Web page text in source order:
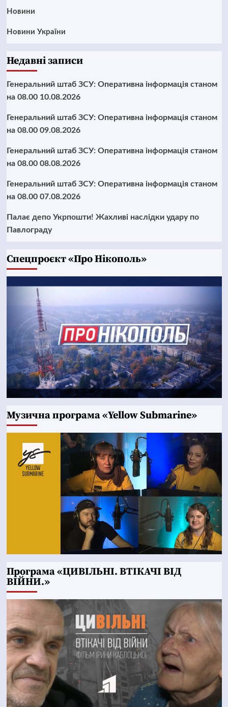
Новини
Новини України
Недавні записи
Генеральний штаб ЗСУ: Оперативна інформація станом
на 08.00 10.08.2026
Генеральний штаб ЗСУ: Оперативна інформація станом
на 08.00 09.08.2026
Генеральний штаб ЗСУ: Оперативна інформація станом
на 08.00 08.08.2026
Генеральний штаб ЗСУ: Оперативна інформація станом
на 08.00 07.08.2026
Палає депо Укрпошти! Жахливі наслідки удару по
Павлограду
Cпецпроєкт «Про Нікополь»
Музична програма «Yellow Submarine»
Програма «ЦИВІЛЬНІ. ВТІКАЧІ ВІД
ВІЙНИ.»